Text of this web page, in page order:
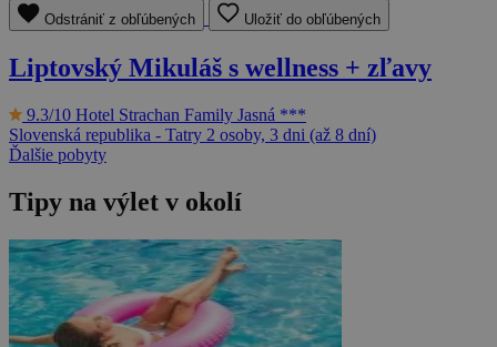
Odstrániť z obľúbených Uložiť do obľúbených
Liptovský Mikuláš s wellness + zľavy
9.3/10 Hotel Strachan Family Jasná ***
Slovenská republika - Tatry 2 osoby, 3 dni (až 8 dní)
Ďalšie pobyty
Tipy na výlet v okolí